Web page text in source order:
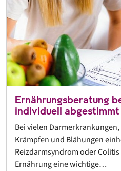
Ernährungsberatung
individuell
Bei vielen
Krämpfen und Blähungen
Reizdarmsyndrom oder
Ernährung eine wichtige…